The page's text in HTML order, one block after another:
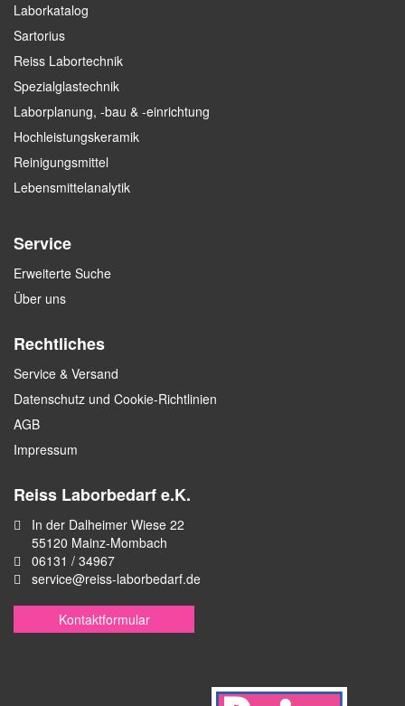
Laborkatalog
Sartorius
Reiss Labortechnik
Spezialglastechnik
Laborplanung, -bau & -einrichtung
Hochleistungskeramik
Reinigungsmittel
Lebensmittelanalytik
Service
Erweiterte Suche
Über uns
Rechtliches
Service & Versand
Datenschutz und Cookie-Richtlinien
AGB
Impressum
Reiss Laborbedarf e.K.
In der Dalheimer Wiese 22
55120 Mainz-Mombach
06131 / 34967
service@reiss-laborbedarf.de
Kontaktformular